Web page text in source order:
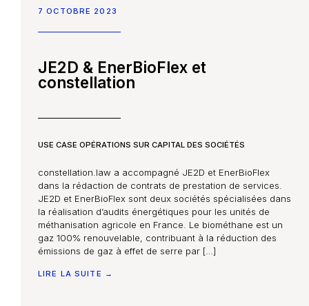
7 OCTOBRE 2023
JE2D & EnerBioFlex et
constellation
USE CASE OPÉRATIONS SUR CAPITAL DES SOCIÉTÉS
constellation.law a accompagné JE2D et EnerBioFlex
dans la rédaction de contrats de prestation de services.
JE2D et EnerBioFlex sont deux sociétés spécialisées dans
la réalisation d’audits énergétiques pour les unités de
méthanisation agricole en France. Le biométhane est un
gaz 100% renouvelable, contribuant à la réduction des
émissions de gaz à effet de serre par […]
LIRE LA SUITE →